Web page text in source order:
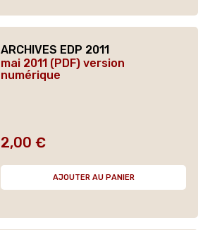
ARCHIVES EDP 2011
mai 2011 (PDF) version
numérique
Prix
2,00 €
AJOUTER AU PANIER